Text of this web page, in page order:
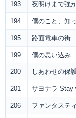
193 夜明けまで強
194 僕のこと、知
195 路面電車の街
199 僕の思い込み
200 しあわせの保
201 サヨナラ Stay
206 ファンタステ